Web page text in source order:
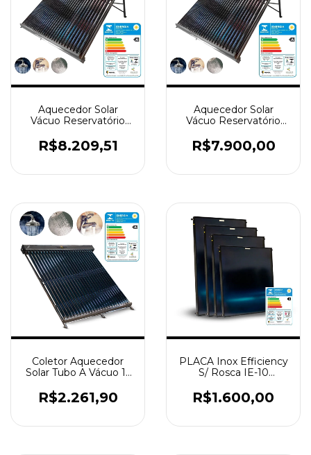
Aquecedor Solar
Vácuo Reservatório
Aço 316
R$8.209,51
Aquecedor Solar
Vácuo Reservatório
Aço 316
R$7.900,00
Coletor Aquecedor
Solar Tubo A Vácuo 15
R$2.261,90
PLACA Inox Efficiency
S/ Rosca IE-10
R$1.600,00